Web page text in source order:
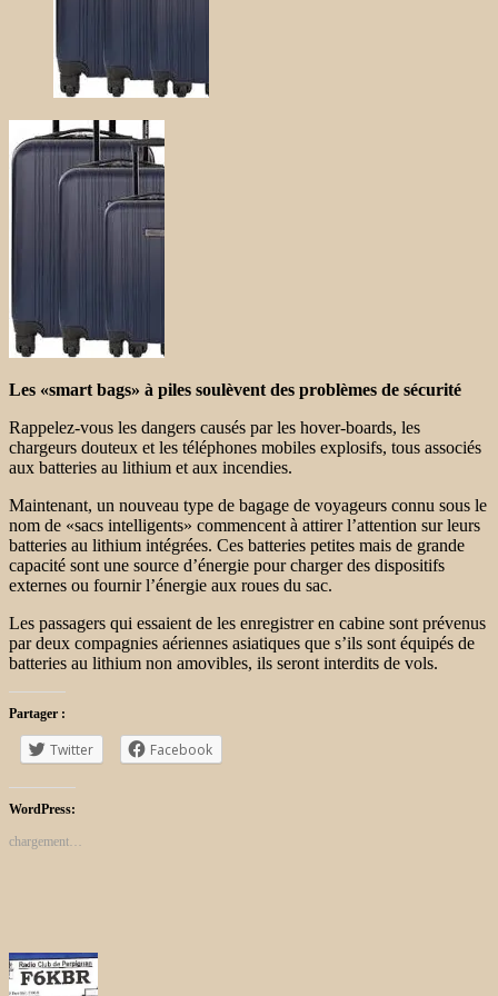
Les «smart bags» à piles soulèvent des problèmes de sécurité
Rappelez-vous les dangers causés par les hover-boards, les
chargeurs douteux et les téléphones mobiles explosifs, tous associés
aux batteries au lithium et aux incendies.
Maintenant, un nouveau type de bagage de voyageurs connu sous le
nom de «sacs intelligents» commencent à attirer l’attention sur leurs
batteries au lithium intégrées. Ces batteries petites mais de grande
capacité sont une source d’énergie pour charger des dispositifs
externes ou fournir l’énergie aux roues du sac.
Les passagers qui essaient de les enregistrer en cabine sont prévenus
par deux compagnies aériennes asiatiques que s’ils sont équipés de
batteries au lithium non amovibles, ils seront interdits de vols.
Partager :
Twitter Facebook
WordPress:
chargement…